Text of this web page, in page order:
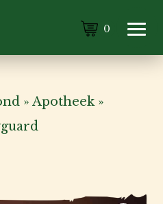
0
»Apotheek»